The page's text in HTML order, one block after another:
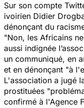
Sur son compte
ivoirien Didier
dénonçant du
"Non, les Africains
aussi indignée
un communiqué, en
et en dénonçant "à
L'association a jugé
prostituées "
confirmé à l'Agence